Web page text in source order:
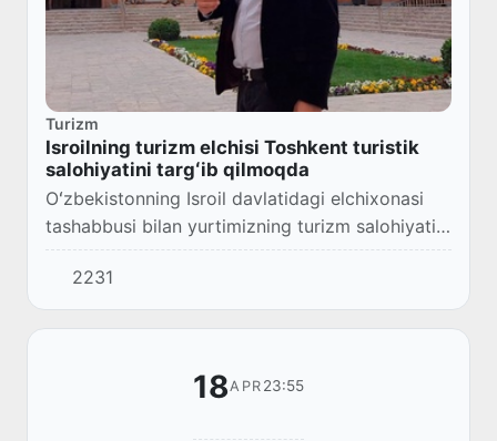
Turizm
Isroilning turizm elchisi Toshkent turistik
salohiyatini targʻib qilmoqda
Oʻzbekistonning Isroil davlatidagi elchixonasi
tashabbusi bilan yurtimizning turizm salohiyatini
Isroil davlatida keng targʻib qilish maqsadida,
bir qancha amaliy ishlar qilinmoqda...
2231
18APR 23:55